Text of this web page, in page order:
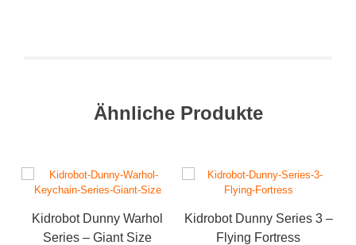
Ähnliche Produkte
Kidrobot Dunny Warhol
Series – Giant Size
Kidrobot Dunny Series 3 –
Flying Fortress